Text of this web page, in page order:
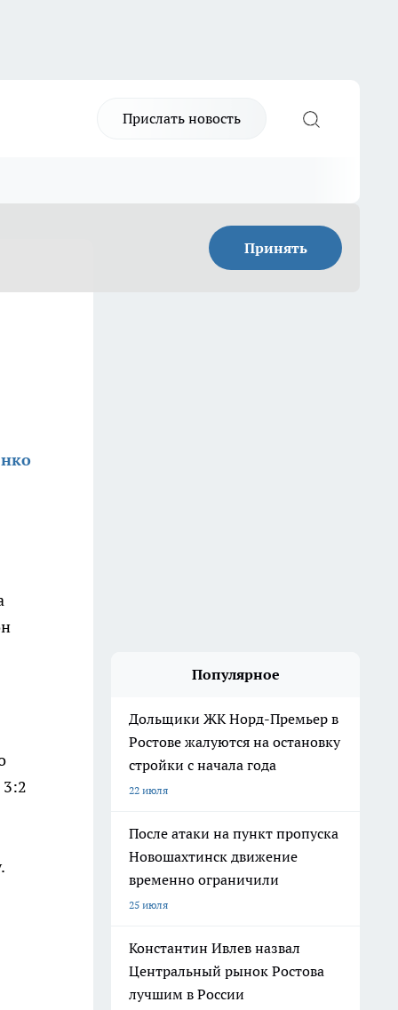
Прислать новость
Принять
3:2
Популярное
Дольщики ЖК Норд-Премьер в
Ростове жалуются на остановку
стройки с начала года
22 июля
После атаки на пункт пропуска
Новошахтинск движение
временно ограничили
25 июля
Константин Ивлев назвал
Центральный рынок Ростова
лучшим в России